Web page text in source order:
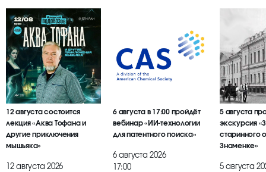
12 августа состоится
лекция «Аква Тофана и
другие приключения
мышьяка»
12 августа 2026
6 августа в 17:00 пройдёт
вебинар «ИИ-технологии
для патентного поиска»
6 августа 2026
17:00
5 августа
экскурсия
старинного
Знаменке»
5 августа